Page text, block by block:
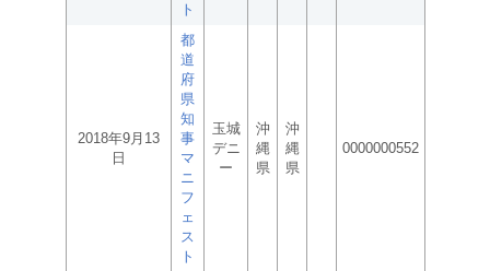
ト
2018年9月13
日
都
道
府
県
知
事
マ
ニ
フ
ェ
ス
ト
玉城
デニ
ー
沖
縄
県
沖
縄
県
0000000552